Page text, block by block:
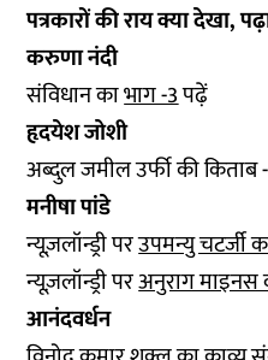
पत्रकारों की राय क्या देखा,
करुणा नंदी
संविधान काभाग -3पढ़ें
हृदयेश जोशी
अब्दुल जमील उर्फी की किताब
मनीषा पांडे
न्यूज़लॉन्ड्री परउपमन्यु चटर्जी
न्यूज़लॉन्ड्री परअनुराग माइनस
आनंदवर्धन